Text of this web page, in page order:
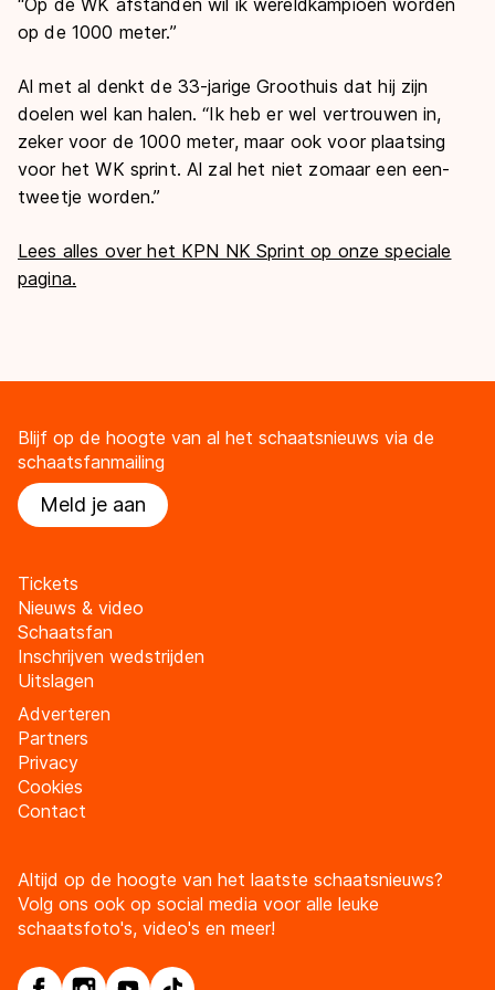
op de 1000 meter.”
Al met al denkt de 33-jarige Groothuis dat hij zijn
doelen wel kan halen. “Ik heb er wel vertrouwen in,
zeker voor de 1000 meter, maar ook voor plaatsing
voor het WK sprint. Al zal het niet zomaar een een-
tweetje worden.”
Lees alles over het KPN NK Sprint op onze speciale
pagina.
Blijf op de hoogte van al het schaatsnieuws via de
schaatsfanmailing
Meld je aan
Tickets
Nieuws & video
Schaatsfan
Inschrijven wedstrijden
Uitslagen
Adverteren
Partners
Privacy
Cookies
Contact
Altijd op de hoogte van het laatste schaatsnieuws?
Volg ons ook op social media voor alle leuke
schaatsfoto's, video's en meer!